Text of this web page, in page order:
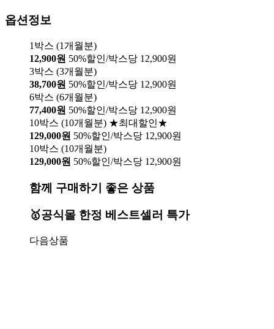
옵션정보
1박스 (1개월분)
12,900원 50%할인/박스당 12,900원
3박스 (3개월분)
38,700원 50%할인/박스당 12,900원
6박스 (6개월분)
77,400원 50%할인/박스당 12,900원
10박스 (10개월분) ★최대할인★
129,000원 50%할인/박스당 12,900원
10박스 (10개월분)
129,000원 50%할인/박스당 12,900원
함께 구매하기 좋은 상품
🥇공식몰 한정 베스트셀러 특가
다음상품